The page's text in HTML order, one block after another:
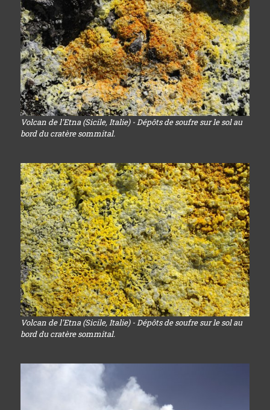
Volcan de l'Etna (Sicile, Italie) - Dépôts de soufre sur le sol au
bord du cratère sommital.
Volcan de l'Etna (Sicile, Italie) - Dépôts de soufre sur le sol au
bord du cratère sommital.